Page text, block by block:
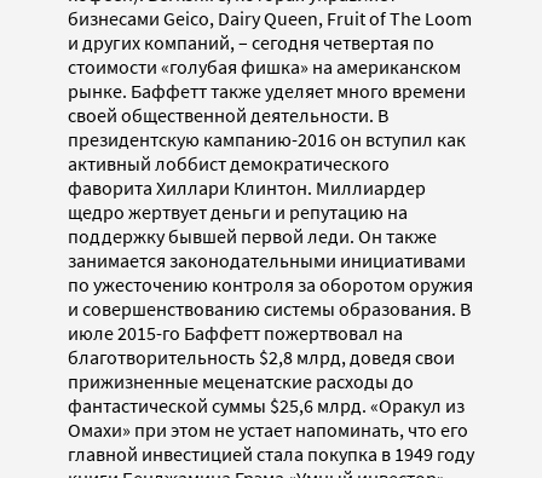
бизнесами Geico, Dairy Queen, Fruit of The Loom
и других компаний, – сегодня четвертая по
стоимости «голубая фишка» на американском
рынке. Баффетт также уделяет много времени
своей общественной деятельности. В
президентскую кампанию-2016 он вступил как
активный лоббист демократического
фаворита Хиллари Клинтон. Миллиардер
щедро жертвует деньги и репутацию на
поддержку бывшей первой леди. Он также
занимается законодательными инициативами
по ужесточению контроля за оборотом оружия
и совершенствованию системы образования. В
июле 2015-го Баффетт пожертвовал на
благотворительность $2,8 млрд, доведя свои
прижизненные меценатские расходы до
фантастической суммы $25,6 млрд. «Оракул из
Омахи» при этом не устает напоминать, что его
главной инвестицией стала покупка в 1949 году